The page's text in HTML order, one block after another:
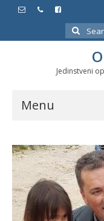
Search
for:
Jedinstveni
Menu
Službeni glasnici
Javne nabavke
Značajni datumi